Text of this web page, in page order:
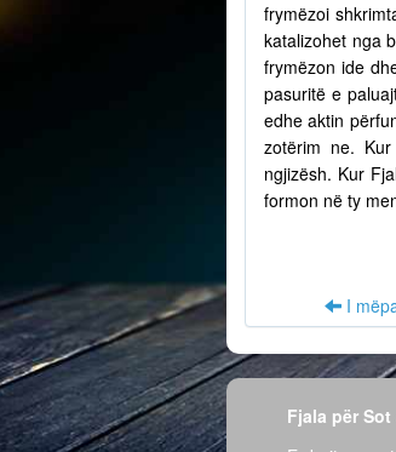
frymëzoi
katalizohet nga
frymëzon ide
pasuritë e
edhe aktin
zotërim ne.
ngjizësh. Kur
formon në ty
I
Fjala për